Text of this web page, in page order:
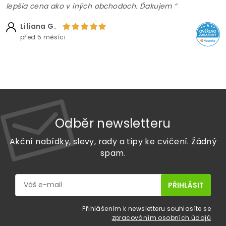
lepšia cena ako v iných obchodoch. Ďakujem ”
Liliana G.
před 5 měsíci
Odběr newsletteru
Akční nabídky, slevy, rady a tipy ke cvičení. Žádný
spam.
Přihlášením k newsletteru souhlasíte se
zpracováním osobních údajů